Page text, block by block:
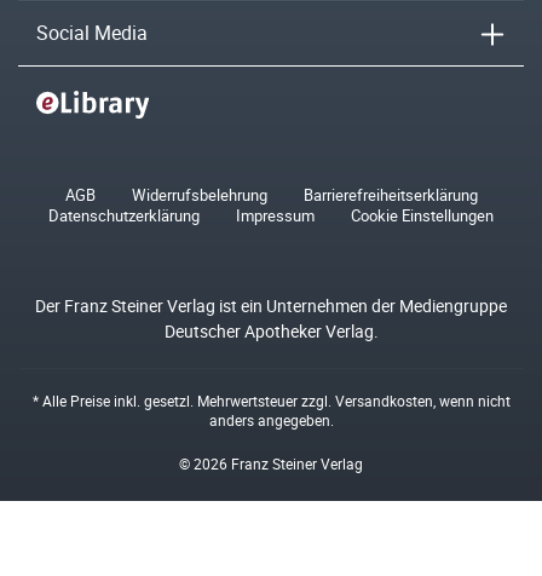
Social Media
AGB Widerrufsbelehrung
Barrierefreiheitserklärung
Datenschutzerklärung
Impressum Cookie Einstellungen
Der Franz Steiner Verlag ist ein Unternehmen der Mediengruppe
Deutscher Apotheker Verlag.
* Alle Preise inkl. gesetzl. Mehrwertsteuer zzgl. Versandkosten , wenn nicht
anders angegeben.
© 2026 Franz Steiner Verlag